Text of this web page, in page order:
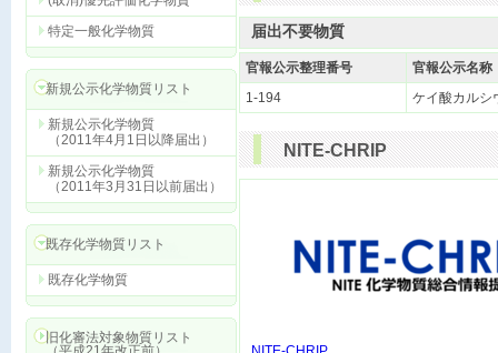
特定一般化学物質
新規公示化学物質リスト
新規公示化学物質
（2011年4月1日以降届出）
新規公示化学物質
（2011年3月31日以前届出）
既存化学物質リスト
既存化学物質
旧化審法対象物質リスト
届出不要物質
官報公示整理番号
官報公示名称
1-194
ケイ酸カルシ
NITE-CHRIP